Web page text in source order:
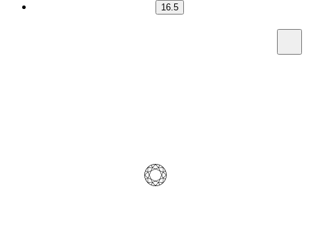
16.5